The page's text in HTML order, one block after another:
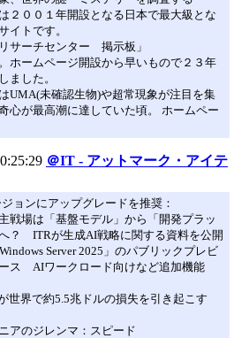
２００１年開設となる日本で最大級とな
イトです。
サーチセンター 掲示板」
ホームページ開設から早いもので２３年
ました。
UMA(未確認生物)や超常現象が注目を集
心が最高潮に達していた頃。 ホームペー
＠IT - アットマーク・アイテ
ョンにアップグレードを推奨：
戦場は「基盤モデル」から「開発プラッ
？ ITRが生成AI戦略に関する資料を公開
Server 2025」のパブリックプレビ
ス AIワークロード向けなど追加機能
世界で約5.5兆ドルの損失を引き起こす
アのジレンマ：スピード